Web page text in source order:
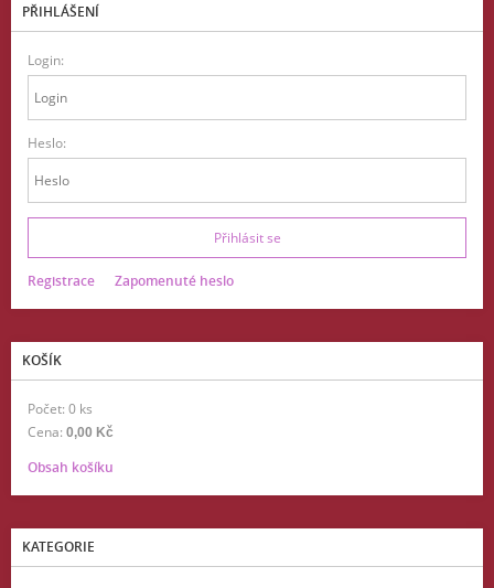
PŘIHLÁŠENÍ
Login:
Heslo:
Registrace Zapomenuté heslo
KOŠÍK
Počet: 0 ks
Cena: 0,00 Kč
Obsah košíku
KATEGORIE